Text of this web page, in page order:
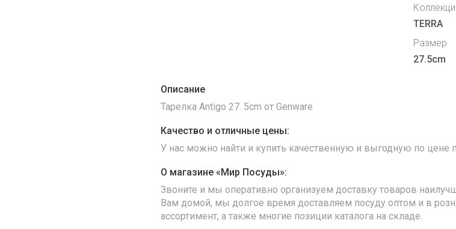
TERRA
Размер
27.5cm
Описание
Тарелка Antigo 27. 5cm от Genware
Качество и отличные цены:
У нас можно найти и купить качественную и выгодную по цене
О магазине «Мир Посуды»:
Звоните и мы оперативно организуем доставку товаров
Вам домой, мы долгое время доставляем посуду оптом и в
ассортимент, а также многие позиции каталога на складе.